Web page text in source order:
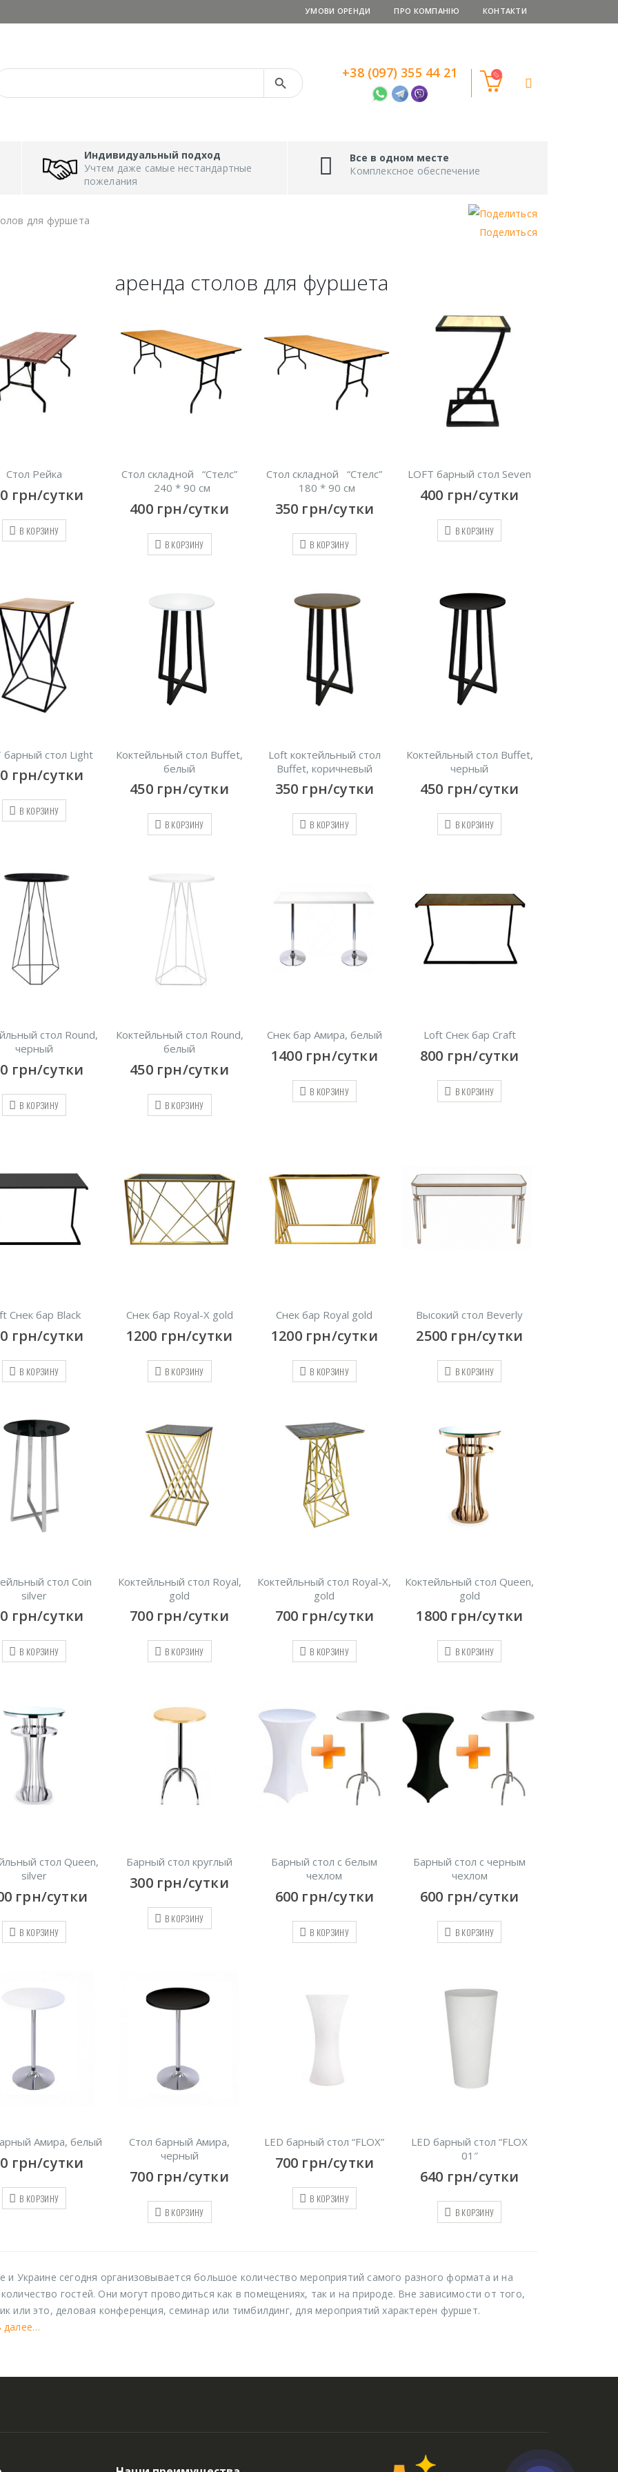
УМОВИ ОРЕНДИ ПРО КОМПАНІЮ КОНТАКТИ
Search Button +38 (097) 355 44 21
Индивидуальный подход
Учтем даже самые нестандартные
пожелания
Все в одном месте
Комплексное обеспечение
для фуршета
Поделиться
аренда столов для фуршета
Стол Рейка
грн/сутки
В КОРЗИНУ
Стол складной “Стелс”
240 * 90 см
400 грн/сутки
В КОРЗИНУ
Стол складной “Стелс”
180 * 90 см
350 грн/сутки
В КОРЗИНУ
LOFT барный стол Seven
400 грн/сутки
В КОРЗИНУ
барный стол Light
грн/сутки
В КОРЗИНУ
Коктейльный стол Buffet,
белый
450 грн/сутки
В КОРЗИНУ
Loft коктейльный стол
Buffet, коричневый
350 грн/сутки
В КОРЗИНУ
Коктейльный стол Buffet,
черный
450 грн/сутки
В КОРЗИНУ
стол Round,
черный
грн/сутки
В КОРЗИНУ
Коктейльный стол Round,
белый
450 грн/сутки
В КОРЗИНУ
Снек бар Амира, белый
1400 грн/сутки
В КОРЗИНУ
Loft Снек бар Craft
800 грн/сутки
В КОРЗИНУ
Снек бар Black
грн/сутки
В КОРЗИНУ
Снек бар Royal-X gold
1200 грн/сутки
В КОРЗИНУ
Снек бар Royal gold
1200 грн/сутки
В КОРЗИНУ
Высокий стол Beverly
2500 грн/сутки
В КОРЗИНУ
стол Coin
silver
грн/сутки
В КОРЗИНУ
Коктейльный стол Royal,
gold
700 грн/сутки
В КОРЗИНУ
Коктейльный стол Royal-X,
gold
700 грн/сутки
В КОРЗИНУ
Коктейльный стол Queen,
gold
1800 грн/сутки
В КОРЗИНУ
стол Queen,
silver
грн/сутки
В КОРЗИНУ
Барный стол круглый
300 грн/сутки
В КОРЗИНУ
Барный стол с белым
чехлом
600 грн/сутки
В КОРЗИНУ
Барный стол с черным
чехлом
600 грн/сутки
В КОРЗИНУ
Амира, белый
грн/сутки
В КОРЗИНУ
Стол барный Амира,
черный
700 грн/сутки
В КОРЗИНУ
LED барный стол “FLOX”
700 грн/сутки
В КОРЗИНУ
LED барный стол “FLOX
01″
640 грн/сутки
В КОРЗИНУ
и Украине сегодня организовывается большое количество мероприятий самого разного формата и на
гостей. Они могут проводиться как в помещениях, так и на природе. Вне зависимости от того,
или это, деловая конференция, семинар или тимбилдинг, для мероприятий характерен фуршет.
далее…